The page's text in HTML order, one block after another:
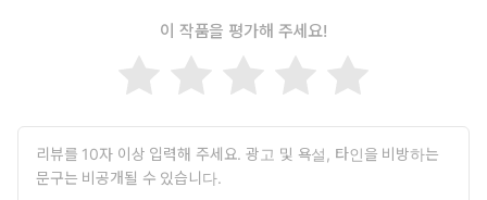
이 작품을 평가해 주세요!